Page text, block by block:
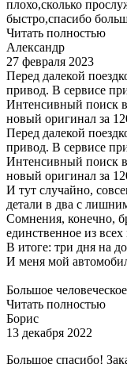
плохо,сколько
быстро,спасибо
Читать полностью
Александр
27 февраля 2023
Перед далекой
привод. В сервисе
Интенсивный поиск в
новый оригинал за
Перед далекой
привод. В сервисе
Интенсивный поиск в
новый оригинал за
И тут случайно,
детали в два с
Сомнения, конечно,
единственное из
В итоге: три дня на
И меня мой
Большое
Читать полностью
Борис
13 декабря 2022
Большое спасибо!